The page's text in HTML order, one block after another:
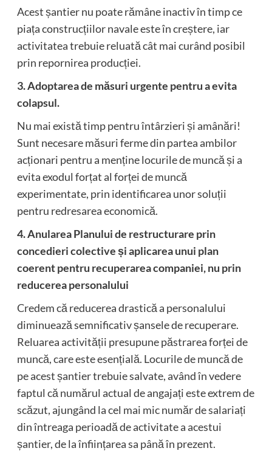
Acest șantier nu poate rămâne inactiv în timp ce
piața construcțiilor navale este în creștere, iar
activitatea trebuie reluată cât mai curând posibil
prin repornirea producției.
3. Adoptarea de măsuri urgente pentru a evita
colapsul.
Nu mai există timp pentru întârzieri și amânări!
Sunt necesare măsuri ferme din partea ambilor
acționari pentru a menține locurile de muncă și a
evita exodul forțat al forței de muncă
experimentate, prin identificarea unor soluții
pentru redresarea economică.
4. Anularea Planului de restructurare prin
concedieri colective și aplicarea unui plan
coerent pentru recuperarea companiei, nu prin
reducerea personalului
Credem că reducerea drastică a personalului
diminuează semnificativ șansele de recuperare.
Reluarea activității presupune păstrarea forței de
muncă, care este esențială. Locurile de muncă de
pe acest șantier trebuie salvate, având în vedere
faptul că numărul actual de angajați este extrem de
scăzut, ajungând la cel mai mic număr de salariați
din întreaga perioadă de activitate a acestui
șantier, de la înființarea sa până în prezent.